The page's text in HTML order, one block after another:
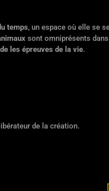
temps, un espace où elle se
sont omniprésents
les épreuves de la vie.
de la création.